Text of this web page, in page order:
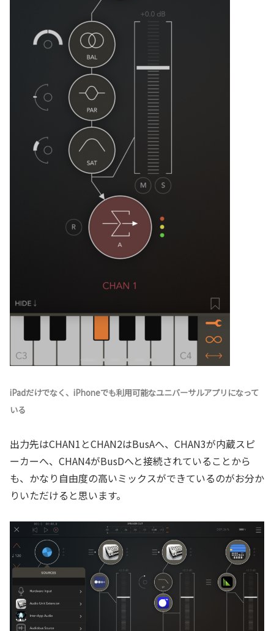
iPadだけでなく、iPhoneでも利用可能なユニバーサルアプリになって
いる
出力先はCHAN1とCHAN2はBusAへ、CHAN3が内蔵スピ
ーカーへ、CHAN4がBusDへと接続されていることから
も、かなり自由度の高いミックスができているのがお分か
りいただけると思います。